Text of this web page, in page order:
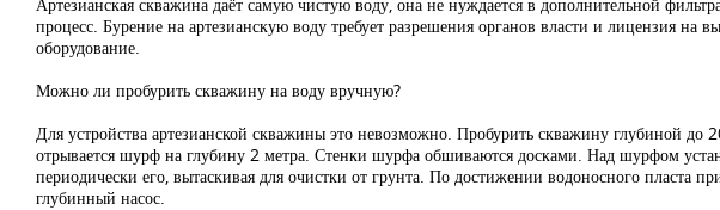
процесс. Бурение на артезианскую воду требует разрешения органов власти и лицензия на
оборудование.
Можно ли пробурить скважину на воду вручную?
Для устройства артезианской скважины это невозможно. Пробурить скважину глубиной до
отрывается шурф на глубину 2 метра. Стенки шурфа обшиваются досками. Над шурфом
периодически его, вытаскивая для очистки от грунта. По достижении водоносного пласта
глубинный насос.